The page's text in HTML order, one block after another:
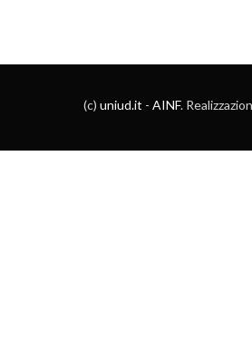
(c) uniud.it - AINF.